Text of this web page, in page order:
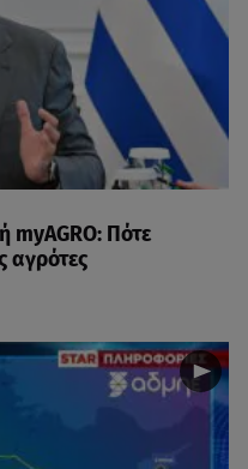
Πότε
αγρότες